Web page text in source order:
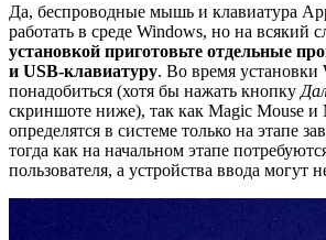
Да, беспроводные мышь и клавиатура
работать в среде Windows, но на всякий
установкой приготовьте отдельные
и USB-клавиатуру. Во время
понадобиться (хотя бы нажать кнопку
скриншоте ниже), так как Magic Mouse и
определятся в системе только на этапе
тогда как на начальном этапе
пользователя, а устройства ввода могут